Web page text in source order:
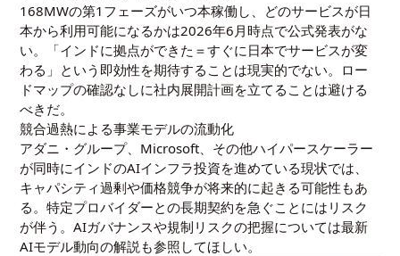
168MWの第1フェーズがいつ本稼働し、どのサービスが日
本から利用可能になるかは2026年6月時点で公式発表がな
い。「インドに拠点ができた＝すぐに日本でサービスが変
わる」という即効性を期待することは現実的でない。ロー
ドマップの確認なしに社内展開計画を立てることは避ける
べきだ。
競合過熱による事業モデルの流動化
アダニ・グループ、Microsoft、その他ハイパースケーラー
が同時にインドのAIインフラ投資を進めている現状では、
キャパシティ過剰や価格競争が将来的に起きる可能性もあ
る。特定プロバイダーとの長期契約を急ぐことにはリスク
が伴う。AIガバナンスや規制リスクの把握については最新
AIモデル動向の解説 も参照してほしい。